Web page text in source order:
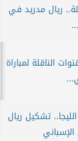
ريال مدريد في
الناقلة لمباراة
الليجا.. تشكيل ريال